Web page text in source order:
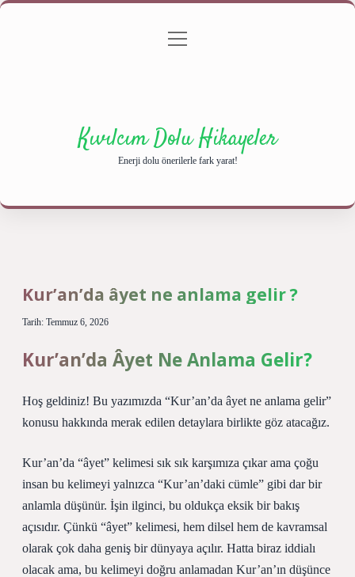
Gizlilik Politikası
menüyü
Kıvılcım Dolu Hikayeler
Enerji dolu önerilerle fark yarat!
Kur’an’da âyet ne anlama gelir ?
Tarih: Temmuz 6, 2026
Kur’an’da Âyet Ne Anlama Gelir?
Hoş geldiniz! Bu yazımızda “Kur’an’da âyet ne anlama gelir”
konusu hakkında merak edilen detaylara birlikte göz atacağız.
Kur’an’da “âyet” kelimesi sık sık karşımıza çıkar ama çoğu
insan bu kelimeyi yalnızca “Kur’an’daki cümle” gibi dar bir
anlamla düşünür. İşin ilginci, bu oldukça eksik bir bakış
açısıdır. Çünkü “âyet” kelimesi, hem dilsel hem de kavramsal
olarak çok daha geniş bir dünyaya açılır. Hatta biraz iddialı
olacak ama, bu kelimeyi doğru anlamadan Kur’an’ın düşünce